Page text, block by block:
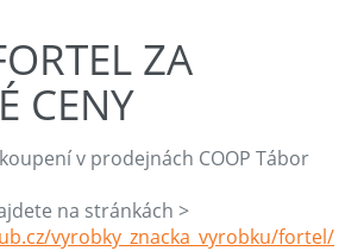
ZA
CENY
v prodejnách COOP Tábor
na stránkách >
vyrobky_znacka_vyrobku/fortel/